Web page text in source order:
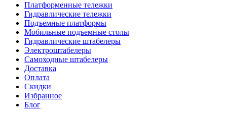
Платформенные тележки
Гидравлические тележки
Подъемные платформы
Мобильные подъемные столы
Гидравлические штабелеры
Электроштабелеры
Самоходные штабелеры
Доставка
Оплата
Скидки
Избранное
Блог